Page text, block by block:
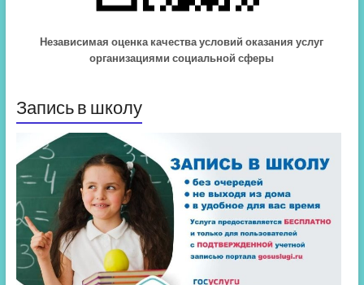
Независимая оценка качества условий оказания услуг
организациями социальной сферы
Запись в школу